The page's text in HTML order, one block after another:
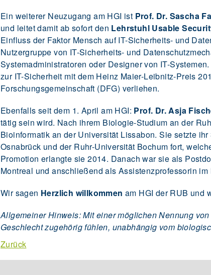
Ein weiterer Neuzugang am HGI ist Prof. Dr. Sascha
und leitet damit ab sofort den Lehrstuhl Usable
Einfluss der Faktor Mensch auf IT-Sicherheits- und
Nutzergruppe von IT-Sicherheits- und
Systemadministratoren oder Designer von IT-
zur IT-Sicherheit mit dem Heinz Maier-Leibnitz-Preis
Forschungsgemeinschaft (DFG) verliehen.
Ebenfalls seit dem 1. April am HGI: Prof. Dr. Asja
tätig sein wird. Nach ihrem Biologie-Studium an der
Bioinformatik an der Universität Lissabon. Sie setzte
Osnabrück und der Ruhr-Universität Bochum fort,
Promotion erlangte sie 2014. Danach war sie als
Montreal und anschließend als Assistenzprofessorin
Wir sagen Herzlich willkommen am HGI der RUB und
Allgemeiner Hinweis: Mit einer möglichen Nennung
Geschlecht zugehörig fühlen, unabhängig vom
Zurück